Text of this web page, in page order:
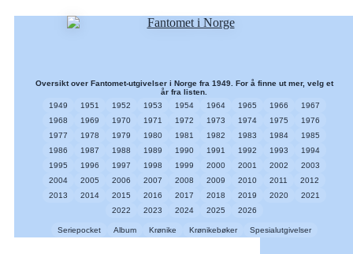
Oversikt over Fantomet-utgivelser i Norge fra 1949. For å finne ut mer, velg et
år fra listen.
1949
1951 1952 1953 1954 1964 1965 1966
1967
1968
1969 1970 1971 1972 1973 1974 1975
1976
1977
1978 1979 1980 1981 1982 1983 1984
1985
1986
1987 1988 1989 1990 1991 1992 1993
1994
1995
1996 1997 1998 1999 2000 2001 2002
2003
2004
2005 2006 2007 2008 2009 2010 2011
2012
2013
2014 2015 2016 2017 2018 2019 2020
2021
2022
2023 2024 2025 2026
Seriepocket Album Krønike Krønikebøker Spesialutgivelser